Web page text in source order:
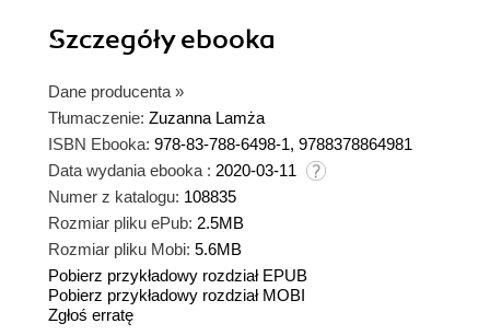
Szczegółyebooka
Dane producenta »
Tłumaczenie: Zuzanna Lamża
ISBN Ebooka: 978-83-788-6498-1, 9788378864981
Data wydania ebooka : 2020-03-11
Numer z katalogu: 108835
Rozmiar pliku ePub: 2.5MB
Rozmiar pliku Mobi: 5.6MB
Pobierz przykładowy rozdział EPUB
Pobierz przykładowy rozdział MOBI
Zgłoś erratę